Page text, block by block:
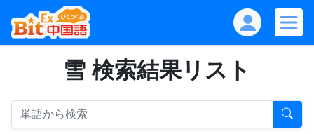
雪 検索結果リスト